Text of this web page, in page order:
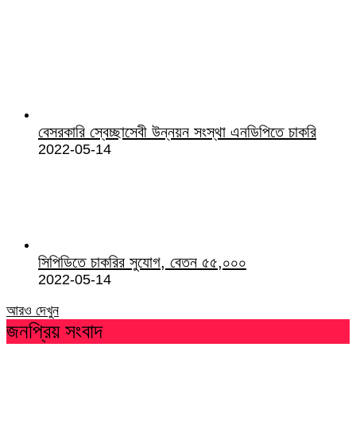
বেসরকারি স্বেচ্ছাসেবী উন্নয়ন সংস্থা এনডিপিতে চাকরি
2022-05-14
সিপিডিতে চাকরির সুযোগ, বেতন ৫৫,০০০
2022-05-14
আরও দেখুন
জনপ্রিয় সংবাদ